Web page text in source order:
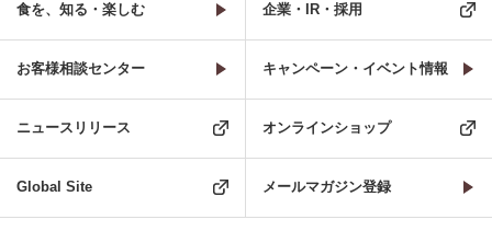
食を、知る・楽しむ 企業・IR・採用
お客様相談センター キャンペーン・イベント情報
ニュースリリース オンラインショップ
Global Site メールマガジン登録